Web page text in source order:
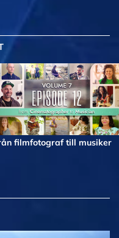
filmfotograf till musiker